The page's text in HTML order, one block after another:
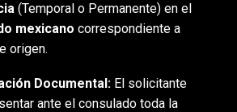
(Temporal o Permanente) en el
mexicano correspondiente a
origen.
Documental: El solicitante
ante el consulado toda la